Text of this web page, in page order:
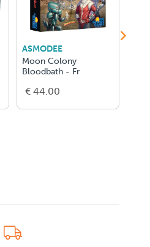
ASMODEE
Moon Colony
Bloodbath - Fr
€ 44.00